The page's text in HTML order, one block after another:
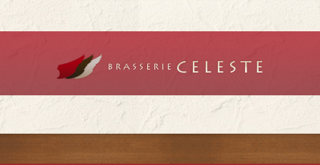
堺のフレンチ「ブラッスリー
セレスト」で、ランチ・ディ
ナーを
堺のフレンチ「ブラットリーセレス
ト」で記念日やデートを